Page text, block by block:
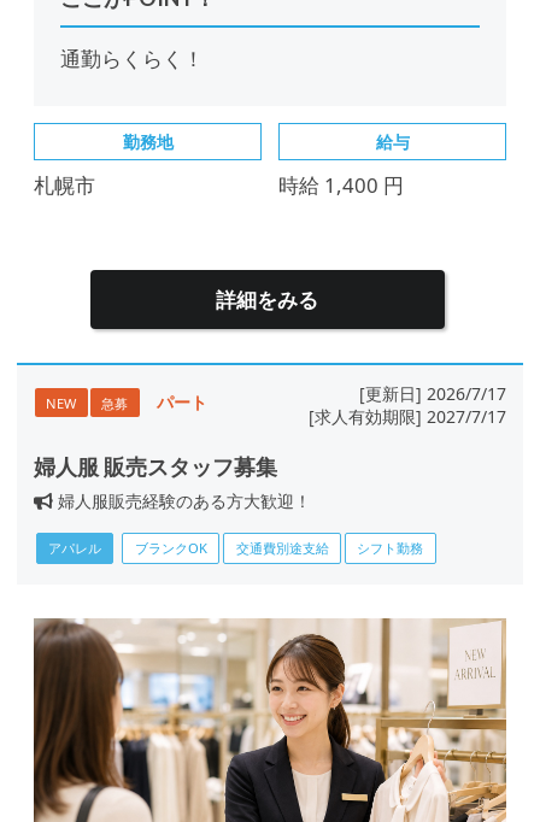
通勤らくらく！
勤務地
札幌市
給与
時給 1,400 円
詳細をみる
NEW 急募 パート
[更新日] 2026/7/17
[求人有効期限] 2027/7/17
婦人服 販売スタッフ募集
婦人服販売経験のある方大歓迎！
アパレル ブランクOK 交通費別途支給 シフト勤務